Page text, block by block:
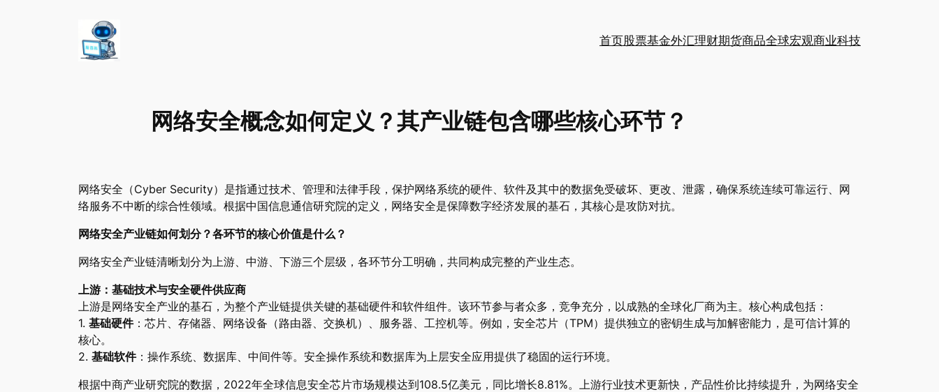
首页股票基金外汇理财期货商品全球宏观商业科技
网络安全概念如何定义？其产业链包含哪些核心环节？
网络安全（Cyber Security）是指通过技术、管理和法律手段，保护网络系统的硬件、软件及其中的数据免受破坏、更改、泄露，确保系统连续可靠运行、网
络服务不中断的综合性领域。根据中国信息通信研究院的定义，网络安全是保障数字经济发展的基石，其核心是攻防对抗。
网络安全产业链如何划分？各环节的核心价值是什么？
网络安全产业链清晰划分为上游、中游、下游三个层级，各环节分工明确，共同构成完整的产业生态。
上游：基础技术与安全硬件供应商
上游是网络安全产业的基石，为整个产业链提供关键的基础硬件和软件组件。该环节参与者众多，竞争充分，以成熟的全球化厂商为主。核心构成包括：
1. 基础硬件：芯片、存储器、网络设备（路由器、交换机）、服务器、工控机等。例如，安全芯片（TPM）提供独立的密钥生成与加解密能力，是可信计算的
核心。
2. 基础软件：操作系统、数据库、中间件等。安全操作系统和数据库为上层安全应用提供了稳固的运行环境。
根据中商产业研究院的数据，2022年全球信息安全芯片市场规模达到108.5亿美元，同比增长8.81%。上游行业技术更新快，产品性价比持续提升，为网络安全